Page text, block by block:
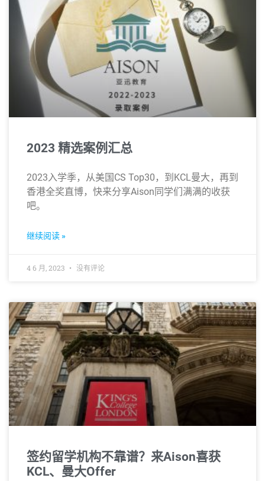
2023 精选案例汇总
2023入学季，从美国CS Top30，到KCL曼大，再到
香港全奖直博，快来分享Aison同学们满满的收获
吧。
继续阅读 »
4 6 月, 2023 没有评论
签约留学机构不靠谱？来Aison喜获
KCL、曼大Offer